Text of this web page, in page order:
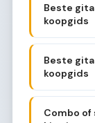
Beste
koopgids
Beste
koopgids
Combo